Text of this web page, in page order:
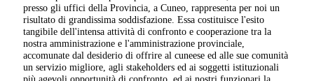
presso gli uffici della Provincia, a Cuneo, rappresenta per noi un
risultato di grandissima soddisfazione. Essa costituisce l'esito
tangibile dell'intensa attività di confronto e cooperazione tra la
nostra amministrazione e l'amministrazione provinciale,
accomunate dal desiderio di offrire al cuneese ed alle sue comunità
un servizio migliore, agli stakeholders ed ai soggetti istituzionali